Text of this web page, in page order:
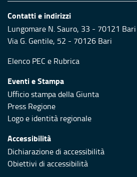
Contatti e indirizzi
Lungomare N. Sauro, 33 - 70121 Bari
Via G. Gentile, 52 - 70126 Bari
Elenco PEC e Rubrica
Eventi e Stampa
Ufficio stampa della Giunta
Press Regione
Logo e identità regionale
Accessibilità
Dichiarazione di accessibilità
Obiettivi di accessibilità